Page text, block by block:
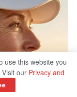
use this website you
our Privacy and